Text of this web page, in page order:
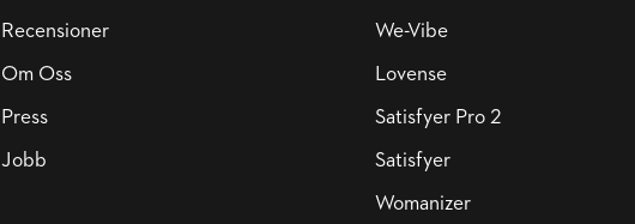
Recensioner
Om Oss
Press
Jobb
We-Vibe
Lovense
Satisfyer Pro 2
Satisfyer
Womanizer